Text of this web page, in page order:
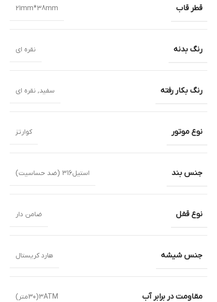
قطر قاب 21mm*38mm
رنگ بدنه نقره ای
رنگ بکار رفته سفید, نقره ای
نوع موتور کوارتز
جنس بند استیل316 (ضد حساسیت)
نوع قفل ضامن دار
جنس شیشه هارد کریستال
مقاومت در برابر آب 3ATM(30متر)